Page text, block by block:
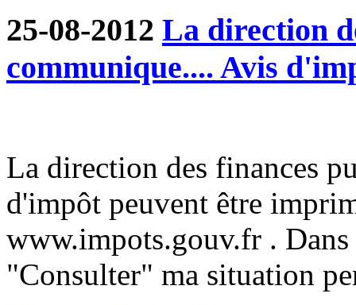
25-08-2012 La direction
communique.... Avis
La direction des finances
d'impôt peuvent être
www.impots.gouv.fr .
"Consulter" ma situation